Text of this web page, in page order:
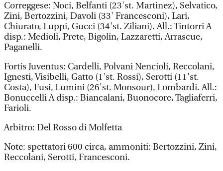
Correggese: Noci, Belfanti (23'st. Martinez), Selvatico,
Zini, Bertozzini, Davoli (33' Francesconi), Lari,
Chiurato, Luppi, Gucci (34'st. Ziliani). All.: Tintorri A
disp.: Medioli, Prete, Bigolin, Lazzaretti, Arrascue,
Paganelli.
Fortis Juventus: Cardelli, Polvani Nencioli, Reccolani,
Ignesti, Visibelli, Gatto (1'st. Rossi), Serotti (11'st.
Costa), Fusi, Lumini (26'st. Monsour), Lombardi. All.:
Bonuccelli A disp.: Biancalani, Buonocore, Tagliaferri,
Farioli.
Arbitro: Del Rosso di Molfetta
Note: spettatori 600 circa, ammoniti: Bertozzini, Zini,
Reccolani, Serotti, Francesconi.